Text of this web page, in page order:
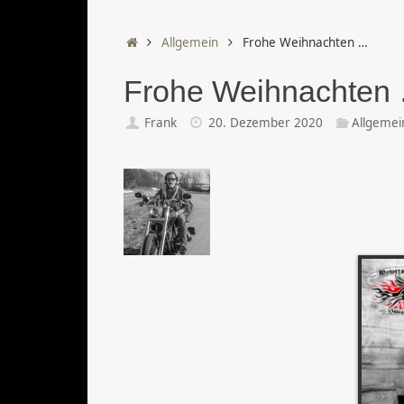
StartAllgemein Frohe Weihnachten …
Frohe
Frank 20. Dezember 2020